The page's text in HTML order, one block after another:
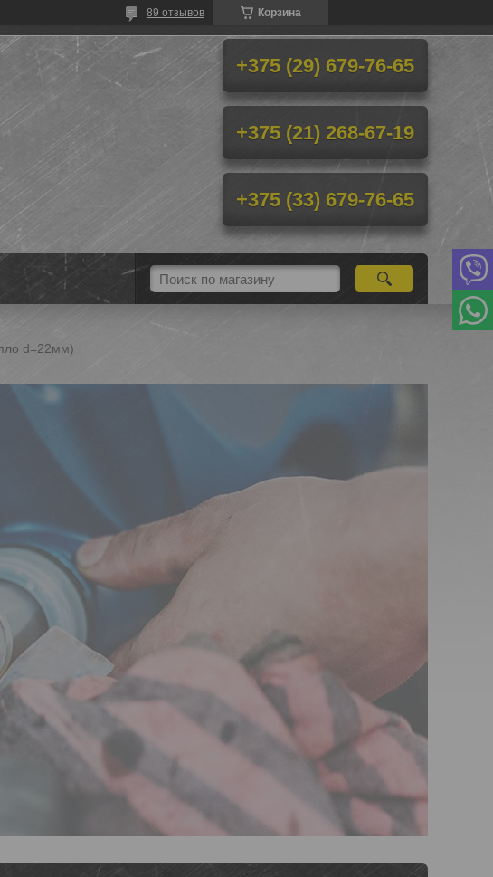
Корзина
89 отзывов
+375 (29) 679-76-65
+375 (21) 268-67-19
+375 (33) 679-76-65
d=22мм)